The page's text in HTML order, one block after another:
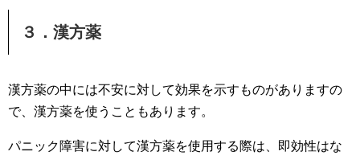
３．漢方薬
漢方薬の中には不安に対して効果を示すものがありますの
で、漢方薬を使うこともあります。
パニック障害に対して漢方薬を使用する際は、即効性はな